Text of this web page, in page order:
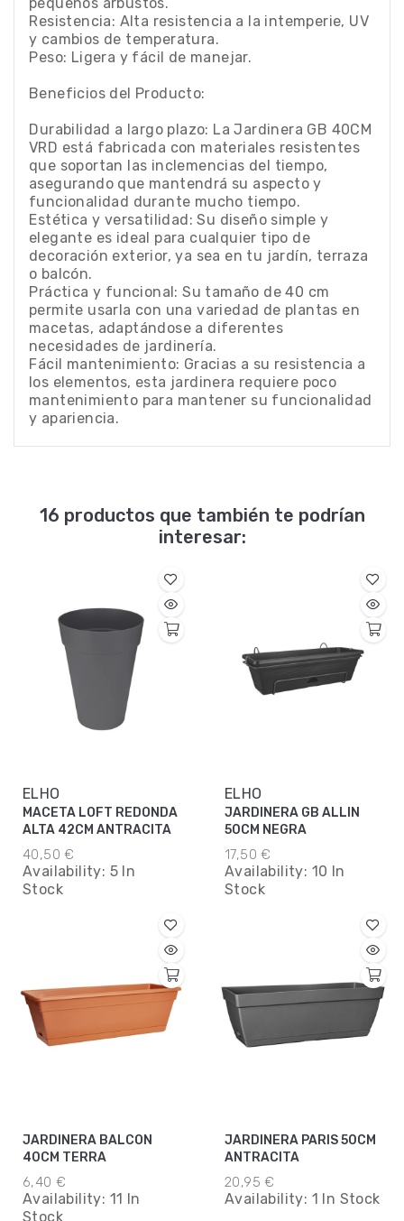
Resistencia: Alta resistencia a la intemperie, UV
y cambios de temperatura.
Peso: Ligera y fácil de manejar.
Beneficios del Producto:
Durabilidad a largo plazo: La Jardinera GB 40CM
VRD está fabricada con materiales resistentes
que soportan las inclemencias del tiempo,
asegurando que mantendrá su aspecto y
funcionalidad durante mucho tiempo.
Estética y versatilidad: Su diseño simple y
elegante es ideal para cualquier tipo de
decoración exterior, ya sea en tu jardín, terraza
o balcón.
Práctica y funcional: Su tamaño de 40 cm
permite usarla con una variedad de plantas en
macetas, adaptándose a diferentes
necesidades de jardinería.
Fácil mantenimiento: Gracias a su resistencia a
los elementos, esta jardinera requiere poco
mantenimiento para mantener su funcionalidad
y apariencia.
16 productos que también te podrían
interesar:
ELHO
MACETA LOFT REDONDA
ALTA 42CM ANTRACITA
40,50 €
Availability: 5 In
Stock
ELHO
JARDINERA GB ALLIN
50CM NEGRA
17,50 €
Availability: 10 In
Stock
JARDINERA BALCON
40CM TERRA
6,40 €
Availability: 11 In
Stock
JARDINERA PARIS 50CM
ANTRACITA
20,95 €
Availability: 1 In Stock